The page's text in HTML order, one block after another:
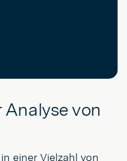
Analyse von
einer Vielzahl von